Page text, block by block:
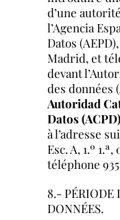
d’une
l’Agencia
Datos (AEPD)
Madrid, et
devant
des données
Autoridad
Datos (ACPD)
à l’adresse
Esc. A, 1.º
téléphone
8.- PÉRIODE
DONNÉES.